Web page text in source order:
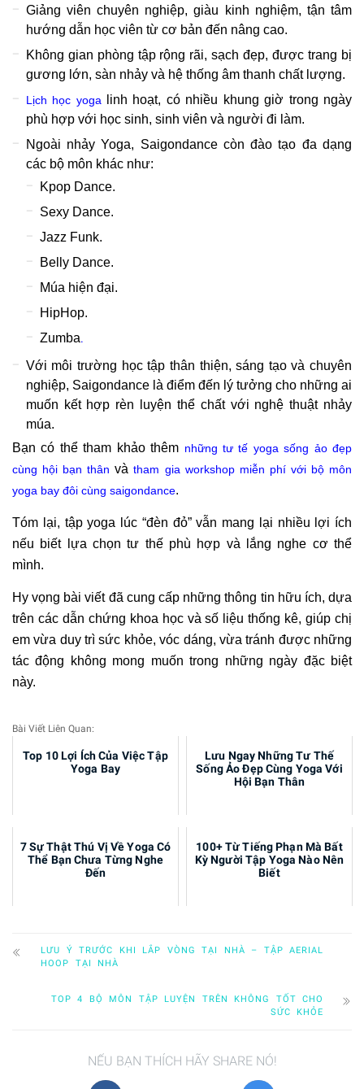
Giảng viên chuyên nghiệp, giàu kinh nghiệm, tận tâm
hướng dẫn học viên từ cơ bản đến nâng cao.
Không gian phòng tập rộng rãi, sạch đẹp, được trang bị
gương lớn, sàn nhảy và hệ thống âm thanh chất lượng.
Lịch học yoga linh hoạt, có nhiều khung giờ trong ngày
phù hợp với học sinh, sinh viên và người đi làm.
Ngoài nhảy Yoga, Saigondance còn đào tạo đa dạng
các bộ môn khác như:
Kpop Dance.
Sexy Dance.
Jazz Funk.
Belly Dance.
Múa hiện đại.
HipHop.
Zumba.
Với môi trường học tập thân thiện, sáng tạo và chuyên
nghiệp, Saigondance là điểm đến lý tưởng cho những ai
muốn kết hợp rèn luyện thể chất với nghệ thuật nhảy
múa.
Bạn có thể tham khảo thêm những tư tế yoga sống ảo đẹp
cùng hội bạn thân vàtham gia workshop miễn phí với bộ môn
yoga bay đôi cùng saigondance.
Tóm lại, tập yoga lúc “đèn đỏ” vẫn mang lại nhiều lợi ích
nếu biết lựa chọn tư thế phù hợp và lắng nghe cơ thể
mình.
Hy vọng bài viết đã cung cấp những thông tin hữu ích, dựa
trên các dẫn chứng khoa học và số liệu thống kê, giúp chị
em vừa duy trì sức khỏe, vóc dáng, vừa tránh được những
tác động không mong muốn trong những ngày đặc biệt
này.
Bài Viết Liên Quan:
Top 10 Lợi Ích Của Việc Tập
Yoga Bay
Lưu Ngay Những Tư Thế
Sống Ảo Đẹp Cùng Yoga Với
Hội Bạn Thân
7 Sự Thật Thú Vị Về Yoga Có
Thể Bạn Chưa Từng Nghe
Đến
100+ Từ Tiếng Phạn Mà Bất
Kỳ Người Tập Yoga Nào Nên
Biết
LƯU Ý TRƯỚC KHI LẮP VÒNG TẠI NHÀ – TẬP AERIAL
HOOP TẠI NHÀ
TOP 4 BỘ MÔN TẬP LUYỆN TRÊN KHÔNG TỐT CHO
SỨC KHỎE
NẾU BẠN THÍCH HÃY SHARE NÓ!